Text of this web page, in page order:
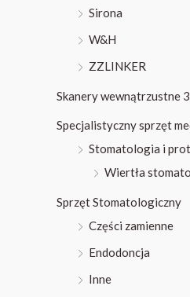
Sirona
W&H
ZZLINKER
Skanery wewnątrzustne
Specjalistyczny sprzęt
Stomatologia i
Wiertła
Sprzęt Stomatologiczny
Części zamienne
Endodoncja
Inne